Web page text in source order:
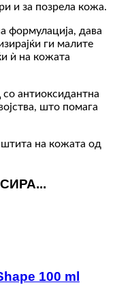
и за позрела кожа.
формулација, дава
ги малите
ѝ на кожата
со антиоксидантна
што помага
на кожата од
100 ml